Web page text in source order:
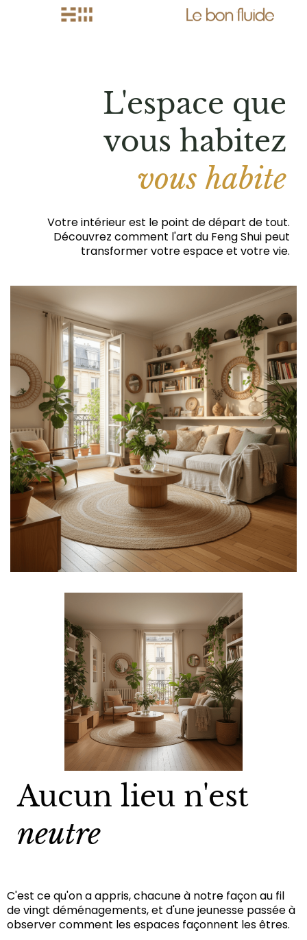
L'espace que
vous habitez
vous habite
Votre intérieur est le point de départ de tout.
Découvrez comment l'art du Feng Shui peut
transformer votre espace et votre vie.
Aucun lieu n'est
neutre
C'est ce qu'on a appris, chacune à notre façon au fil
de vingt déménagements, et d'une jeunesse passée à
observer comment les espaces façonnent les êtres.